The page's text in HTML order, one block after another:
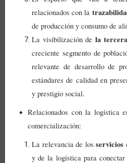
relacionados con la
de producción y consumo de
La visibilización de la
creciente segmento de
relevante de desarrollo de
estándares de calidad en
y prestigio social.
Relacionados con la logística
comercialización:
La relevancia de losservicios
y de la logística para